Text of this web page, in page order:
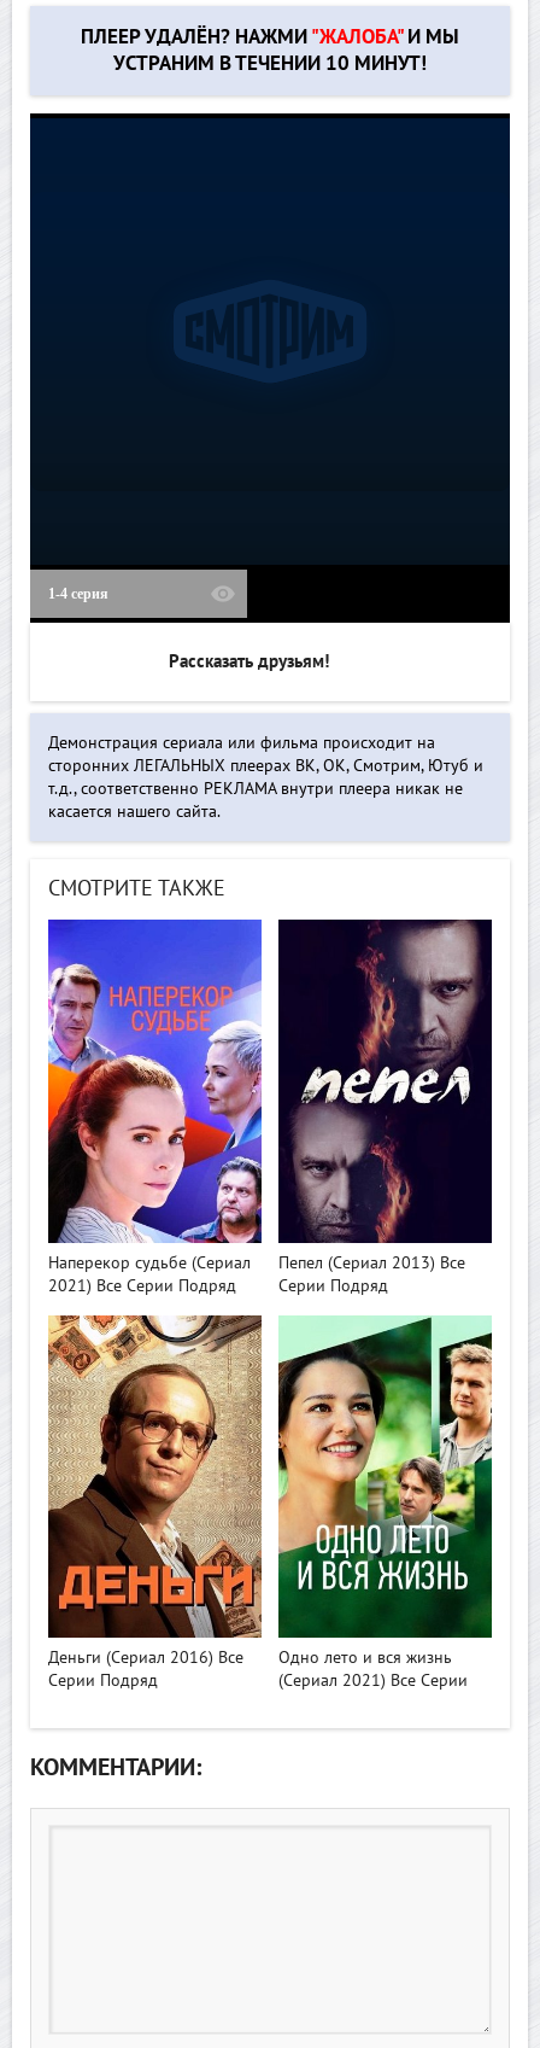
ПЛЕЕР УДАЛЁН? НАЖМИ "ЖАЛОБА"И МЫ
УСТРАНИМ В ТЕЧЕНИИ 10 МИНУТ!
1-4 серия
Рассказать друзьям!
Демонстрация сериала или фильма происходит на
сторонних ЛЕГАЛЬНЫХ плеерах ВК, ОК, Смотрим, Ютуб и
т.д., соответственно РЕКЛАМА внутри плеера никак не
касается нашего сайта.
СМОТРИТЕ ТАКЖЕ
Наперекор судьбе (Сериал
2021) Все Серии Подряд
Пепел (Сериал 2013) Все
Серии Подряд
Деньги (Сериал 2016) Все
Серии Подряд
Одно лето и вся жизнь
(Сериал 2021) Все Серии
КОММЕНТАРИИ: